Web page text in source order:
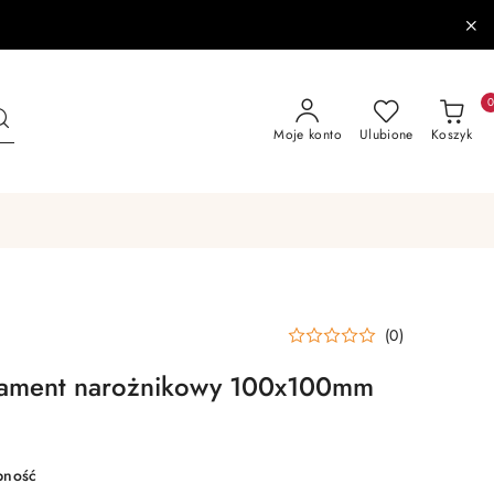
Moje konto Ulubione Koszyk
0
(0)
narożnikowy 100x100mm